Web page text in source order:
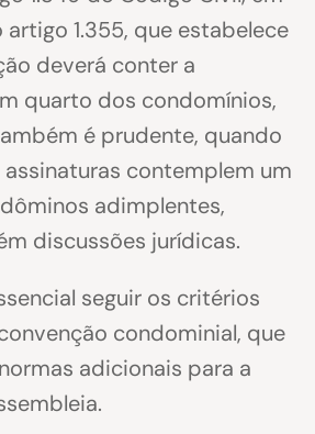
1.355, que estabelece
deverá conter a
quarto dos condomínios,
é prudente, quando
contemplem um
adimplentes,
discussões jurídicas.
seguir os critérios
condominial, que
adicionais para a